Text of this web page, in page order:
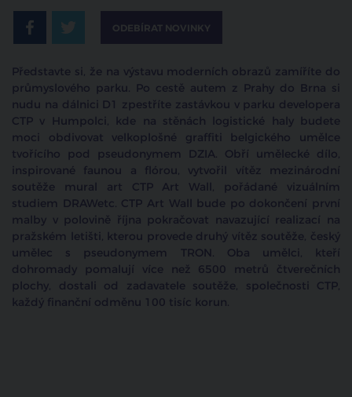
ODEBÍRAT NOVINKY
Představte si, že na výstavu moderních obrazů zamíříte do
průmyslového parku. Po cestě autem z Prahy do Brna si
nudu na dálnici D1 zpestříte zastávkou v parku developera
CTP v Humpolci, kde na stěnách logistické haly budete
moci obdivovat velkoplošné graffiti belgického umělce
tvořícího pod pseudonymem DZIA. Obří umělecké dílo,
inspirované faunou a flórou, vytvořil vítěz mezinárodní
soutěže mural art CTP Art Wall, pořádané vizuálním
studiem DRAWetc. CTP Art Wall bude po dokončení první
malby v polovině října pokračovat navazující realizací na
pražském letišti, kterou provede druhý vítěz soutěže, český
umělec s pseudonymem TRON. Oba umělci, kteří
dohromady pomalují více než 6500 metrů čtverečních
plochy, dostali od zadavatele soutěže, společnosti CTP,
každý finanční odměnu 100 tisíc korun.